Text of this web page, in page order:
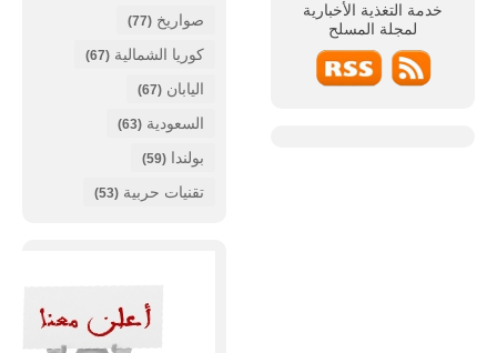
خدمة التغذية الأخبارية
لمجلة المسلح صواريخ (77)
كوريا الشمالية (67)
اليابان (67)
السعودية (63)
بولندا (59)
تقنيات حربية (53)